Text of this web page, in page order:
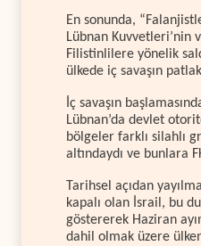
En sonunda,
Lübnan Kuvvetleri’nin
Filistinlilere yönelik
ülkede iç savaşın
İç savaşın
Lübnan’da devlet
bölgeler farklı silahlı
altındaydı ve bunlara
Tarihsel açıdan
kapalı olan İsrail, bu
göstererek Haziran
dahil olmak üzere